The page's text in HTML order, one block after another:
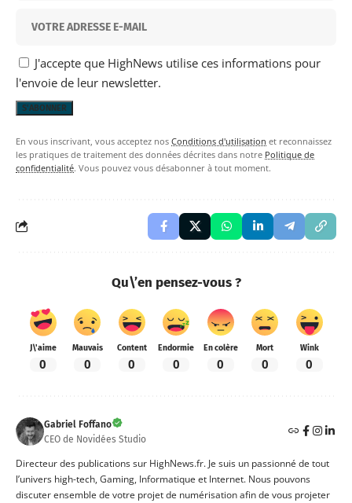
J'accepte que HighNews utilise ces informations pour
l'envoie de leur newsletter.
En vous inscrivant, vous acceptez nos Conditions d'utilisation et reconnaissez
les pratiques de traitement des données décrites dans notre Politique de
confidentialité. Vous pouvez vous désabonner à tout moment.
Qu\’en pensez-vous ?
J\'aime
0
Mauvais
0
Content
0
Endormie
0
En colère
0
Mort
0
Wink
0
Gabriel Foffano
CEO de Novidées Studio
Directeur des publications sur HighNews.fr. Je suis un passionné de tout
l’univers high-tech, Gaming, Informatique et Internet. Nous pouvons
discuter ensemble de votre projet de numérisation afin de vous projeter